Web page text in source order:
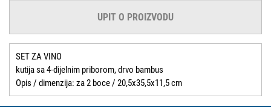
UPIT O PROIZVODU
SET ZA VINO
kutija sa 4-dijelnim priborom, drvo bambus
Opis / dimenzija: za 2 boce / 20,5x35,5x11,5 cm